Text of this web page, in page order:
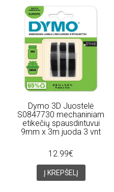
Dymo 3D Juostelė
S0847730 mechaniniam
etikečių spausdintuvui
9mm x 3m juoda 3 vnt
12.99€
Į KREPŠELĮ